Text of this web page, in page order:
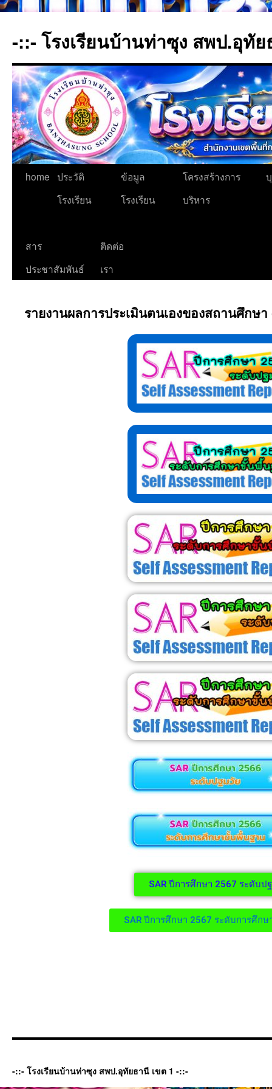
-::- โรงเรียนบ้านท่าซุง สพป.อุทั
home ประวัติ
โรงเรียน
ข้อมูล
โรงเรียน
โครงสร้างการ
บริหาร
สาร
ประชาสัมพันธ์
ติดต่อ
เรา
รายงานผลการประเมินตนเองของสถานศึกษา
SAR ปีการศึกษา 2567 ระดับป
SAR ปีการศึกษา 2567 ระดับการศึก
-::- โรงเรียนบ้านท่าซุง สพป.อุทัยธานี เขต 1 -::-